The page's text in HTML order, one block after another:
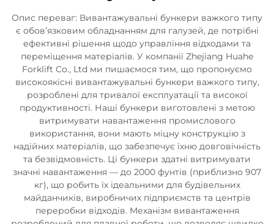
Опис переваг: Вивантажувальні бункери важкого типу
є обов’язковим обладнанням для галузей, де потрібні
ефективні рішення щодо управління відходами та
переміщення матеріалів. У компанії Zhejiang Huahe
Forklift Co., Ltd ми пишаємося тим, що пропонуємо
високоякісні вивантажувальні бункери важкого типу,
розроблені для тривалої експлуатації та високої
продуктивності. Наші бункери виготовлені з метою
витримувати навантаження промислового
використання, вони мають міцну конструкцію з
надійних матеріалів, що забезпечує їхню довговічність
та безвідмовність. Ці бункери здатні витримувати
значні навантаження — до 2000 фунтів (приблизно 907
кг), що робить їх ідеальними для будівельних
майданчиків, виробничих підприємств та центрів
переробки відходів. Механізм вивантаження